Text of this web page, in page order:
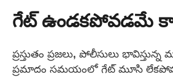
గేట్‌ ఉండకపోవడమే
ప్రస్తుతం ప్రజలు, పోలీసులు
ప్రమాదం సమయంలో గేట్ మూసి